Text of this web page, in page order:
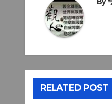
覽
By
RELATED POST